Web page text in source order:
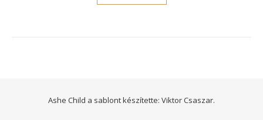
Ashe Child a sablont készítette: Viktor Csaszar.